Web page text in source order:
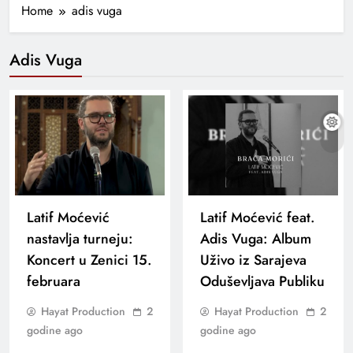
Home adis vuga
Adis Vuga
Latif Moćević
nastavlja turneju:
Koncert u Zenici 15.
februara
Hayat Production
2
godine ago
Latif Moćević feat.
Adis Vuga: Album
Uživo iz Sarajeva
Oduševljava Publiku
Hayat Production
2
godine ago